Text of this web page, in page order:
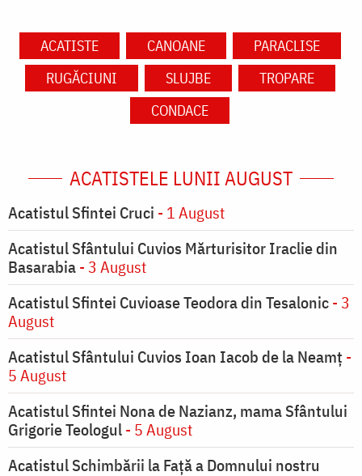
ACATISTE CANOANE
PARACLISE
RUGĂCIUNI
SLUJBE
TROPARE
CONDACE
ACATISTELE LUNII AUGUST
Acatistul Sfintei Cruci - 1 August
Acatistul Sfântului Cuvios Mărturisitor Iraclie din
Basarabia- 3 August
Acatistul Sfintei Cuvioase Teodora din Tesalonic- 3
August
Acatistul Sfântului Cuvios Ioan Iacob de la Neamț -
5 August
Acatistul Sfintei Nona de Nazianz, mama Sfântului
Grigorie Teologul- 5 August
Acatistul Schimbării la Faţă a Domnului nostru